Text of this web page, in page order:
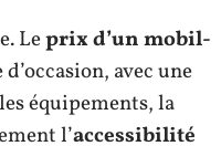
Leprix d’un mobil-
avec une
équipements, la
l’accessibilité